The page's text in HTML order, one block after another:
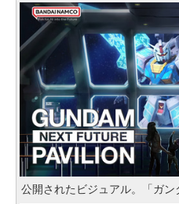
公開されたビジュアル。「ガ